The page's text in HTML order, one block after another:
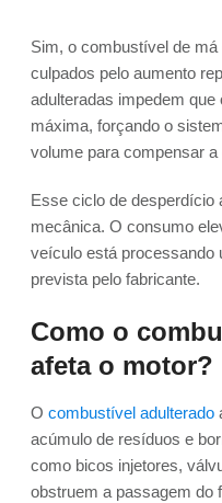
Sim, o combustível de
culpados pelo aumento
adulteradas impedem
máxima, forçando o
volume para compensar
Esse ciclo de desperdício
mecânica. O consumo
veículo está processando
prevista pelo fabricante.
Como o
afeta o motor?
O combustível adulterado
acúmulo de resíduos e
como bicos injetores,
obstruem a passagem do